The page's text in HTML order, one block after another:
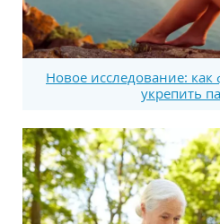
Новое исследование:
укрепить